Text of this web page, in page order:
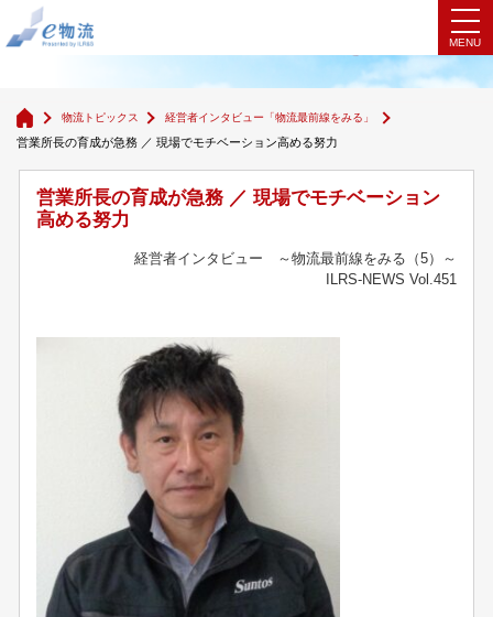
経営者インタビュー「物流最前線をみる」
物流トピックス 経営者インタビュー「物流最前線をみる」
営業所長の育成が急務 ／ 現場でモチベーション高める努力
営業所長の育成が急務 ／ 現場でモチベーション
高める努力
経営者インタビュー ～物流最前線をみる（5）～
ILRS-NEWS Vol.451